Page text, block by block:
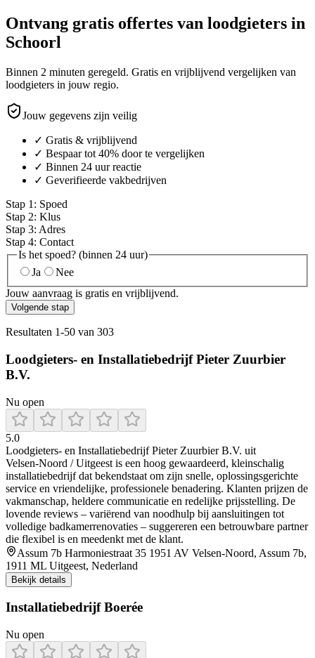
Ontvang gratis offertes van loodgieters in
Schoorl
Binnen 2 minuten geregeld. Gratis en vrijblijvend vergelijken van
loodgieters in jouw regio.
Jouw gegevens zijn veilig
✓ Gratis & vrijblijvend
✓ Bespaar tot 40% door te vergelijken
✓ Binnen 24 uur reactie
✓ Geverifieerde vakbedrijven
Stap 1 : Spoed
Stap 2: Klus
Stap 3: Adres
Stap 4: Contact
Is het spoed? (binnen 24 uur)
Ja
Nee
Jouw aanvraag is gratis en vrijblijvend.
Volgende stap
Resultaten 1-50 van 303
Loodgieters- en Installatiebedrijf Pieter Zuurbier
B.V.
Nu open
5.0
Loodgieters‑ en Installatiebedrijf Pieter Zuurbier B.V. uit
Velsen‑Noord / Uitgeest is een hoog gewaardeerd, kleinschalig
installatiebedrijf dat bekendstaat om zijn snelle, oplossingsgerichte
service en vriendelijke, professionele benadering. Klanten prijzen de
vakmanschap, heldere communicatie en redelijke prijsstelling. De
lovende reviews – variërend van noodhulp bij aansluitingen tot
volledige badkamerrenovaties – suggereren een betrouwbare partner
die flexibel is en meedenkt met de klant.
Assum 7b Harmoniestraat 35 1951 AV Velsen-Noord, Assum 7b,
1911 ML Uitgeest, Nederland
Bekijk details
Installatiebedrijf Boerée
Nu open